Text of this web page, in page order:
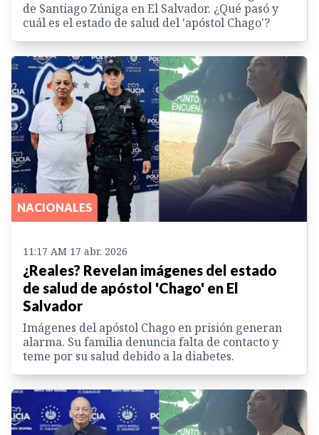
de Santiago Zúniga en El Salvador. ¿Qué pasó y
cuál es el estado de salud del 'apóstol Chago'?
NACIONALES
11:17 AM 17 abr. 2026
¿Reales? Revelan imágenes del estado
de salud de apóstol 'Chago' en El
Salvador
Imágenes del apóstol Chago en prisión generan
alarma. Su familia denuncia falta de contacto y
teme por su salud debido a la diabetes.